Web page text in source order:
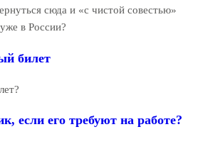
сюда и «с чистой совестью»
в России?
билет
если его требуют на работе?